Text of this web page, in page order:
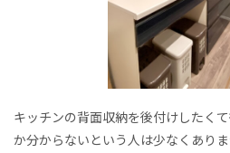
キッチンの背面収納を後付けしたく
か分からないという人は少なくあり